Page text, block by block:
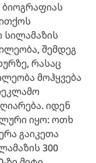
შემდეგ
რასაც
მოჰყვება
იდენ
იყო: ოთხ
გაიკეთა
300